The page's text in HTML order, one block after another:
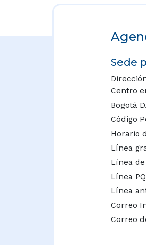
Sede
Centro
Bogotá
Código
Horario
Línea
Línea
Línea
Línea
Correo
Correo